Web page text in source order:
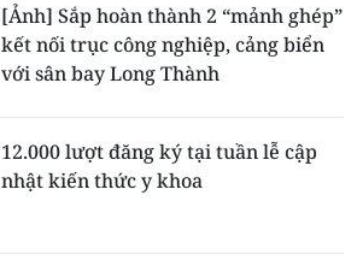
[Ảnh] Sắp hoàn thành 2 “mảnh ghép”
kết nối trục công nghiệp, cảng biển
với sân bay Long Thành
12.000 lượt đăng ký tại tuần lễ cập
nhật kiến thức y khoa